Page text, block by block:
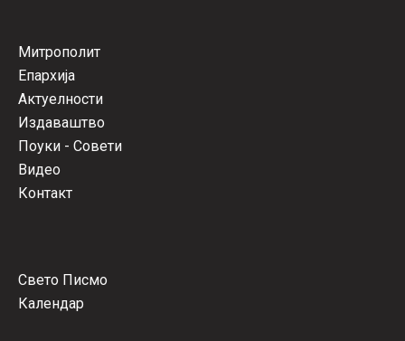
Митрополит
Епархија
Актуелности
Издаваштво
Поуки - Совети
Видео
Контакт
Свето Писмо
Календар